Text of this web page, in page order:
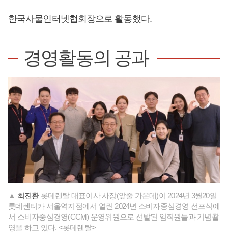
한국사물인터넷협회장으로 활동했다.
경영활동의 공과
▲ 최진환롯데렌탈 대표이사 사장(앞줄 가운데)이 2024년 3월20일
롯데렌터카 서울역지점에서 열린 2024년 소비자중심경영 선포식에
서 소비자중심경영(CCM) 운영위원으로 선발된 임직원들과 기념촬
영을 하고 있다. <롯데렌탈>